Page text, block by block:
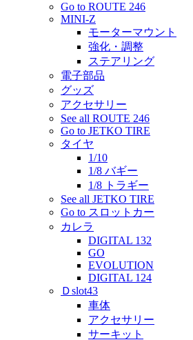
Go to ROUTE 246
MINI-Z
モーターマウント
強化・調整
ステアリング
電子部品
グッズ
アクセサリー
See all ROUTE 246
Go to JETKO TIRE
タイヤ
1/10
1/8 バギー
1/8 トラギー
See all JETKO TIRE
Go to スロットカー
カレラ
DIGITAL 132
GO
EVOLUTION
DIGITAL 124
Ｄslot43
車体
アクセサリー
サーキット